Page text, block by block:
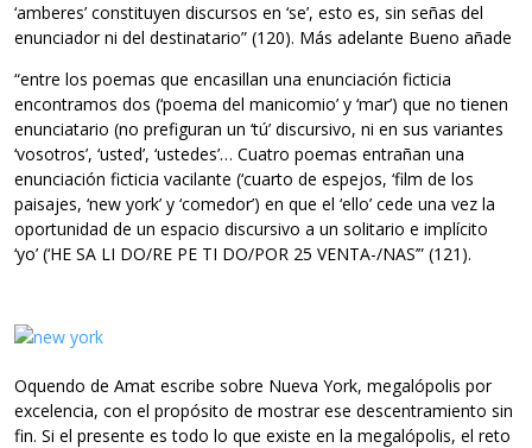
‘amberes’ constituyen discursos en ‘se’, esto es, sin señas del
enunciador ni del destinatario” (120). Más adelante Bueno añade
“entre los poemas que encasillan una enunciación ficticia
encontramos dos (‘poema del manicomio’ y ‘mar’) que no tienen
enunciatario (no prefiguran un ‘tú’ discursivo, ni en sus variantes
‘vosotros’, ‘usted’, ‘ustedes’… Cuatro poemas entrañan una
enunciación ficticia vacilante (‘cuarto de espejos, ‘film de los
paisajes, ‘new york’ y ‘comedor’) en que el ‘ello’ cede una vez la
oportunidad de un espacio discursivo a un solitario e implícito
‘yo’ (‘HE SA LI DO/RE PE TI DO/POR 25 VENTA-/NAS’” (121).
Oquendo de Amat escribe sobre Nueva York, megalópolis por
excelencia, con el propósito de mostrar ese descentramiento sin
fin. Si el presente es todo lo que existe en la megalópolis, el reto